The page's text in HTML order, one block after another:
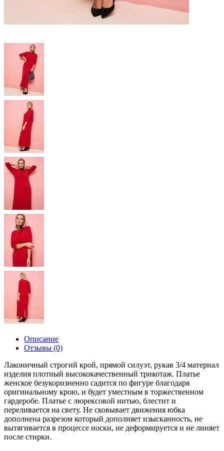
Описание
Отзывы (0)
Лаконичный строгий крой, прямой силуэт, рукав 3/4 материал
изделия плотный высококачественный трикотаж. Платье
женское безукоризненно садится по фигуре благодаря
оригинальному крою, и будет уместным в торжественном
гардеробе. Платье с люрексовой нитью, блестит и
переливается на свету. Не сковывает движения юбка
дополнена разрезом который дополняет изысканность, не
вытягивается в процессе носки, не деформируется и не линяет
после стирки.